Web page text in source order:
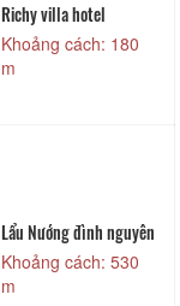
Richy villa hotel
Khoảng cách: 180
m
Lẩu Nướng đình nguyên
Khoảng cách: 530
m